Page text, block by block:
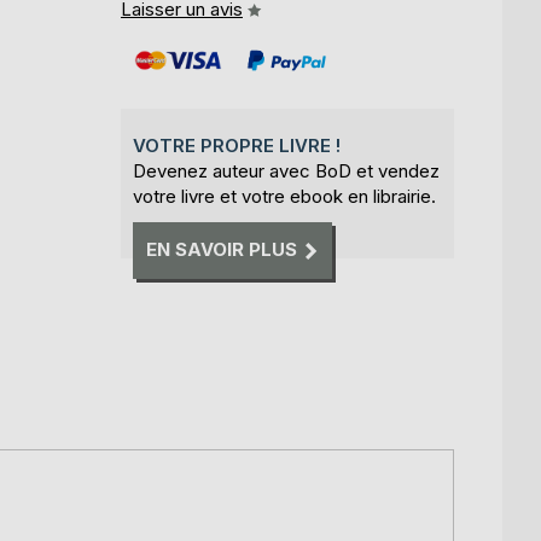
Laisser un avis
VOTRE PROPRE LIVRE !
Devenez auteur avec BoD et vendez
votre livre et votre ebook en librairie.
EN SAVOIR PLUS